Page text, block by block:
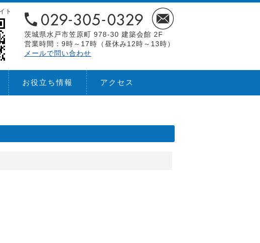
茨城県水戸市笠原町 978-30 建築会館 2F
営業時間：9時～17時（昼休み12時～13時）
メールで問い合わせ
ト
お役立ち情報 アクセス